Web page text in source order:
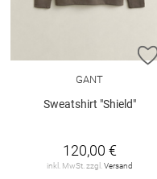
GANT
Sweatshirt "Shield"
120,00 €
inkl. MwSt. zzgl. Versand